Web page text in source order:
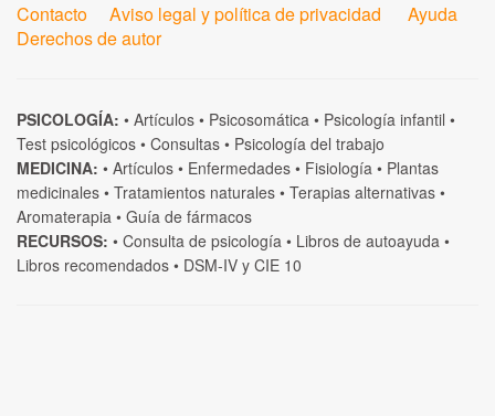
Contacto Aviso legal y política de privacidad
Ayuda
Derechos de autor
PSICOLOGÍA: • Artículos • Psicosomática • Psicología infantil •
Test psicológicos • Consultas • Psicología del trabajo
MEDICINA: • Artículos • Enfermedades • Fisiología • Plantas
medicinales • Tratamientos naturales • Terapias alternativas •
Aromaterapia • Guía de fármacos
RECURSOS: • Consulta de psicología • Libros de autoayuda •
Libros recomendados • DSM-IV y CIE 10